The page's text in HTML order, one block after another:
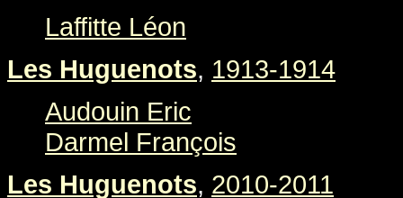
Laffitte Léon
Les Huguenots, 1913-1914
Audouin Eric
Darmel François
Les Huguenots, 2010-2011